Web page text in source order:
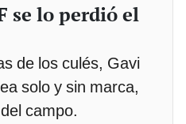
se lo perdió el
de los culés, Gavi
solo y sin marca,
campo.